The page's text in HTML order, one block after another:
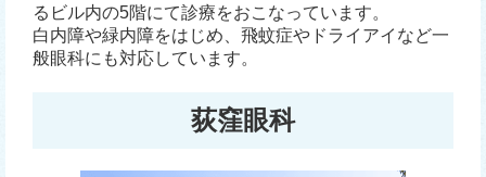
るビル内の5階にて診療をおこなっています。
白内障や緑内障をはじめ、飛蚊症やドライアイなど一
般眼科にも対応しています。
荻窪眼科